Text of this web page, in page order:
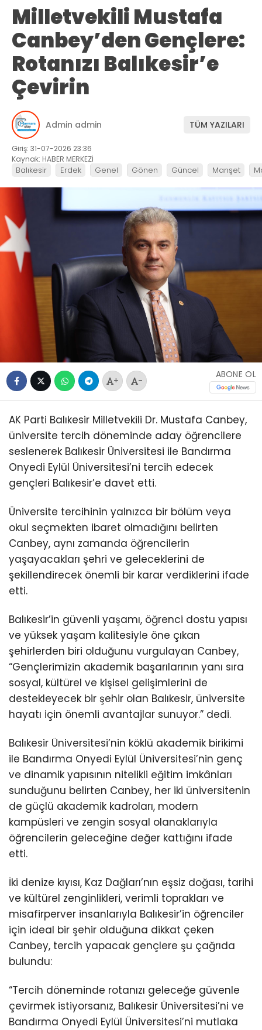
Milletvekili Mustafa
Canbey’den Gençlere:
Rotanızı Balıkesir’e
Çevirin
Admin admin TÜM YAZILARI
Giriş: 31-07-2026 23:36
Kaynak: HABER MERKEZİ
Balıkesir Erdek Genel Gönen Güncel Manşet
+ -
ABONE OL
AK Parti Balıkesir Milletvekili Dr. Mustafa Canbey,
üniversite tercih döneminde aday öğrencilere
seslenerek Balıkesir Üniversitesi ile Bandırma
Onyedi Eylül Üniversitesi’ni tercih edecek
gençleri Balıkesir’e davet etti.
Üniversite tercihinin yalnızca bir bölüm veya
okul seçmekten ibaret olmadığını belirten
Canbey, aynı zamanda öğrencilerin
yaşayacakları şehri ve geleceklerini de
şekillendirecek önemli bir karar verdiklerini ifade
etti.
Balıkesir’in güvenli yaşamı, öğrenci dostu yapısı
ve yüksek yaşam kalitesiyle öne çıkan
şehirlerden biri olduğunu vurgulayan Canbey,
“Gençlerimizin akademik başarılarının yanı sıra
sosyal, kültürel ve kişisel gelişimlerini de
destekleyecek bir şehir olan Balıkesir, üniversite
hayatı için önemli avantajlar sunuyor.” dedi.
Balıkesir Üniversitesi’nin köklü akademik birikimi
ile Bandırma Onyedi Eylül Üniversitesi’nin genç
ve dinamik yapısının nitelikli eğitim imkânları
sunduğunu belirten Canbey, her iki üniversitenin
de güçlü akademik kadroları, modern
kampüsleri ve zengin sosyal olanaklarıyla
öğrencilerin geleceğine değer kattığını ifade
etti.
İki denize kıyısı, Kaz Dağları’nın eşsiz doğası, tarihi
ve kültürel zenginlikleri, verimli toprakları ve
misafirperver insanlarıyla Balıkesir’in öğrenciler
için ideal bir şehir olduğuna dikkat çeken
Canbey, tercih yapacak gençlere şu çağrıda
bulundu:
“Tercih döneminde rotanızı geleceğe güvenle
çevirmek istiyorsanız, Balıkesir Üniversitesi’ni ve
Bandırma Onyedi Eylül Üniversitesi’ni mutlaka